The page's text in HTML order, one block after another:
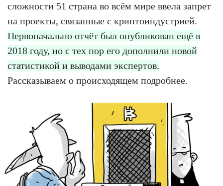
сложности 51 страна во всём мире ввела запрет
на проекты, связанные с криптоиндустрией.
Первоначально отчёт был опубликован ещё в
2018 году, но с тех пор его дополнили новой
статистикой и выводами экспертов.
Рассказываем о происходящем подробнее.